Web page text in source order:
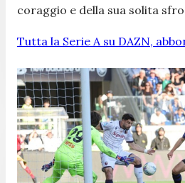
coraggio e della sua solita
Tutta la Serie A su DAZN,